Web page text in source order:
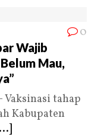
0
Wajib
Mau,
Vaksinasi tahap
Kabupaten